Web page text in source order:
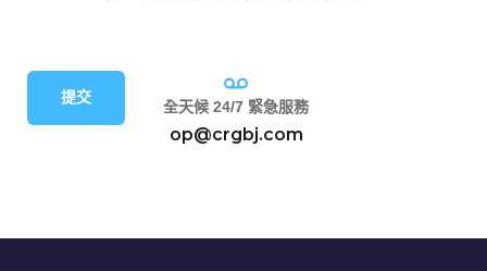
提交 全天候 24/7 緊急服務
op@crgbj.com